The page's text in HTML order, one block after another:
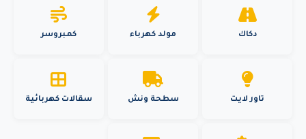
دكاك مولد كهرباء كمبروسر
تاور لايت سطحة ونش سقالات كهربائية